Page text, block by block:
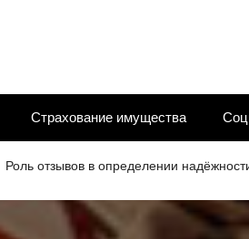
Страхование имущества
в определении надёжности и